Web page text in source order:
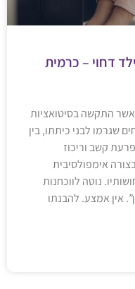
דחוי – כרמית
התקשה בסיטואציות
שגרמו לבני כיתתו, בין
קשב וריכוז
אימפולסיבית
נוטה לווכחנות
אין אמצע. להבנתו